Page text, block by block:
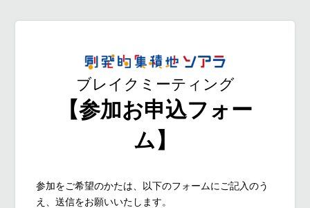
ブレイクミーティング
【参加お申込フォー
ム】
参加をご希望のかたは、以下のフォームにご記入のう
え、送信をお願いいたします。